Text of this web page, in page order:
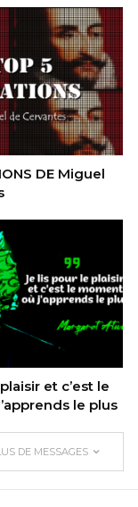
DE Miguel
et c’est le
le plus
DE MESSAGES